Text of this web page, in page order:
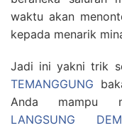
waktu akan
kepada menarik
Jadi ini yakni trik
TEMANGGUNG
Anda mampu
LANGSUNG